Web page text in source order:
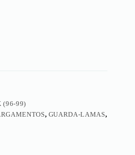
(96-99)
, GUARDA-LAMAS,